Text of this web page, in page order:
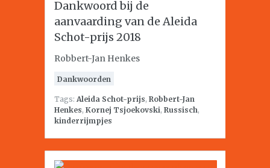
Dankwoord bij de
aanvaarding van de Aleida
Schot-prijs 2018
Robbert-Jan Henkes
Dankwoorden
Tags: Aleida Schot-prijs, Robbert-Jan
Henkes, Kornej Tsjoekovski, Russisch,
kinderrijmpjes